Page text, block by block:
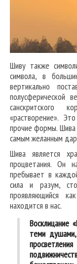
Шиву также
символа, в
вертикально
полусферической
санскритского
«растворение».
прочие формы. Шива
самым желанным
Шива является
процветания. Он
пребывает в
сила и разум,
проявляющийся
находится в нас.
Восклицание
теми